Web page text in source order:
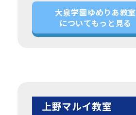
大泉学園ゆめりあ教室
についてもっと見る
上野マルイ教室